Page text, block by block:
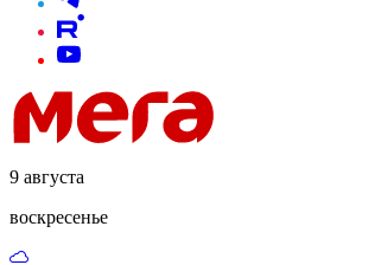
9 августа
воскресенье